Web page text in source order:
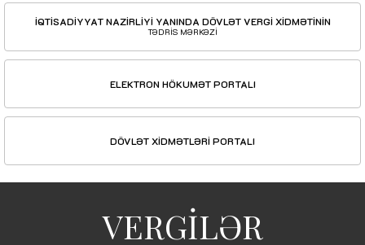
İQTİSADİYYAT NAZİRLİYİ YANINDA DÖVLƏT VERGİ XİDMƏTİNİN
TƏDRİS MƏRKƏZİ
ELEKTRON HÖKUMƏT PORTALI
DÖVLƏT XİDMƏTLƏRİ PORTALI
VERGİLƏR